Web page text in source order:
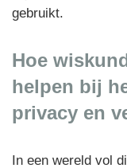
gebruikt.
Hoe
helpen bij
privacy en
In een wereld vol